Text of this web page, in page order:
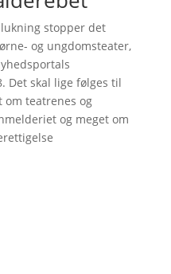
stopper det
og ungdomsteater,
Det skal lige følges til
teatrenes og
og meget om